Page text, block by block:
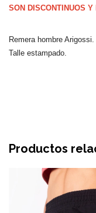
SON DISCONTINUOS
Remera hombre
Talle estampado.
Productos